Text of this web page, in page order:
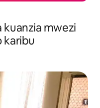
kuanzia mwezi
karibu